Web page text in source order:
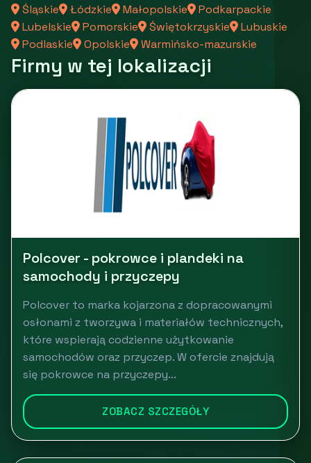
Śląskie
Łódzkie Małopolskie
Podkarpackie
Lubelskie
Pomorskie Świętokrzyskie
Lubuskie
Podlaskie
Opolskie Warmińsko-mazurskie
Firmy w tej lokalizacji
Polcover - pokrowce i plandeki na
samochody i przyczepy
Polcover to marka kojarzona z dopracowanymi
osłonami z tworzywa i materiałów technicznych,
które wspierają codzienne użytkowanie
samochodów oraz przyczep. W ofercie znajdują
się pokrowce na przyczepy...
ZOBACZ SZCZEGÓŁY